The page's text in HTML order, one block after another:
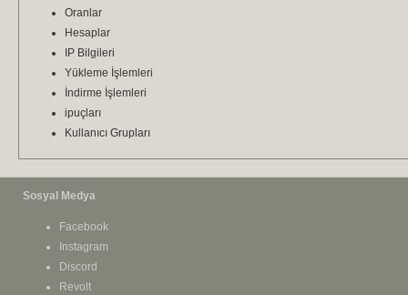
Oranlar
Hesaplar
IP Bilgileri
Yükleme İşlemleri
İndirme İşlemleri
ipuçları
Kullanıcı Grupları
Sosyal Medya
Facebook
Instagram
Discord
Revolt